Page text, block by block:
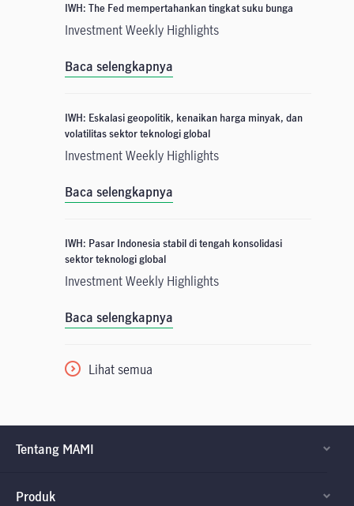
IWH: The Fed mempertahankan tingkat suku bunga
Investment Weekly Highlights
Baca selengkapnya
IWH: Eskalasi geopolitik, kenaikan harga minyak, dan
volatilitas sektor teknologi global
Investment Weekly Highlights
Baca selengkapnya
IWH: Pasar Indonesia stabil di tengah konsolidasi
sektor teknologi global
Investment Weekly Highlights
Baca selengkapnya
Lihat semua
Tentang MAMI
Produk